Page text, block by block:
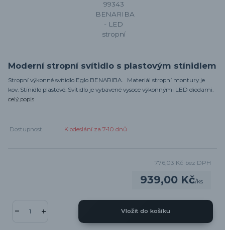
Moderní stropní svítidlo s plastovým stínidlem
Stropní výkonné svítidlo Eglo BENARIBA. Materiál stropní montury je
kov. Stínidlo plastové. Svítidlo je vybavené vysoce výkonnými LED diodami.
celý popis
Dostupnost K odeslání za 7-10 dnů
939,00 Kč/ks
776,03 Kč bez DPH
Vložit do košíku